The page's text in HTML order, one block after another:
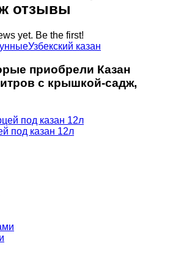
отзывы
yet. Be the first!
Узбекский казан
приобрели Казан
с крышкой-садж,
под казан 12л